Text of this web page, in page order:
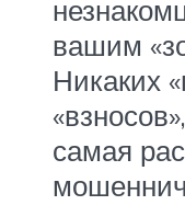
вашим
Никаких
самая